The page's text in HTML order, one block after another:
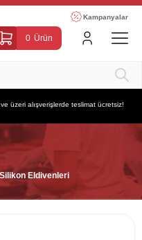
Kampanyalar
0 Ürün
üzeri alışverişlerde teslimat ücretsiz!
Silikon Eldivenleri